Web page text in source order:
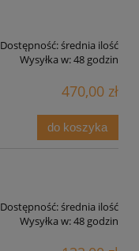
Dostępność:średnia ilość
Wysyłka w:48 godzin
470,00 zł
do koszyka
Dostępność:średnia ilość
Wysyłka w:48 godzin